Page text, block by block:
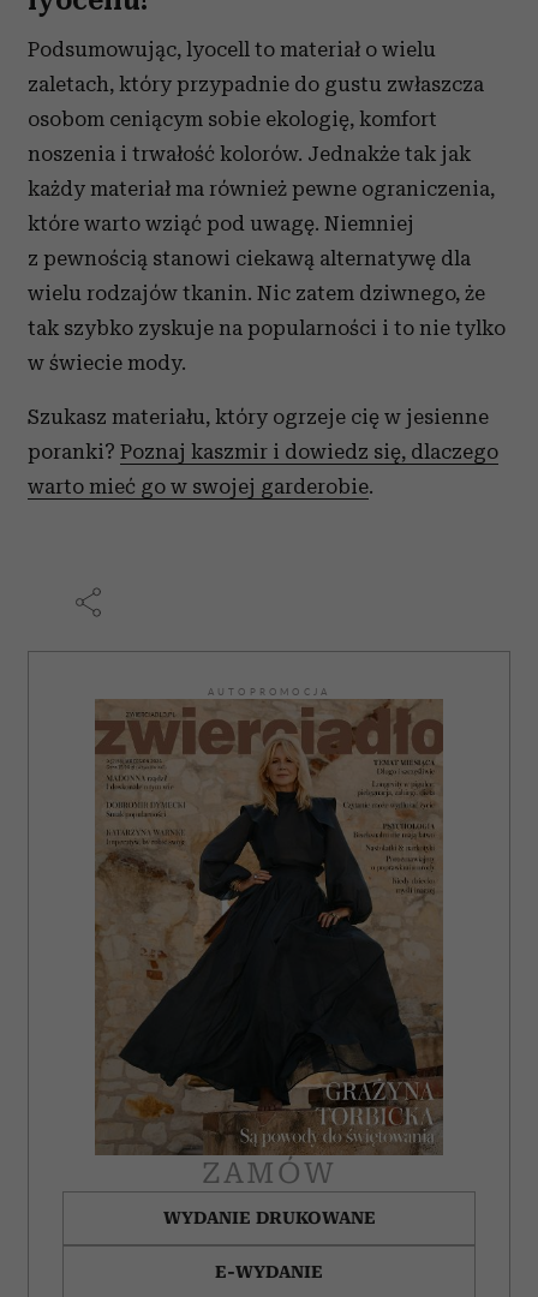
Podsumowując, lyocell to materiał o wielu
zaletach, który przypadnie do gustu zwłaszcza
osobom ceniącym sobie ekologię, komfort
noszenia i trwałość kolorów. Jednakże tak jak
każdy materiał ma również pewne ograniczenia,
które warto wziąć pod uwagę. Niemniej
z pewnością stanowi ciekawą alternatywę dla
wielu rodzajów tkanin. Nic zatem dziwnego, że
tak szybko zyskuje na popularności i to nie tylko
w świecie mody.
Szukasz materiału, który ogrzeje cię w jesienne
poranki? Poznaj kaszmir i dowiedz się, dlaczego
warto mieć go w swojej garderobie.
AUTOPROMOCJA
ZAMÓW
WYDANIE DRUKOWANE
E-WYDANIE